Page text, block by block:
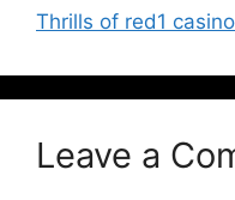
Thrills of red1
Leave a